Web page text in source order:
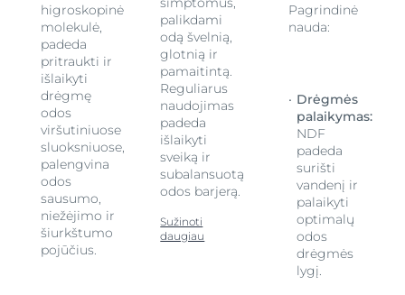
higroskopinė
molekulė,
padeda
pritraukti ir
išlaikyti
drėgmę
odos
viršutiniuose
sluoksniuose,
palengvina
odos
sausumo,
niežėjimo ir
šiurkštumo
pojūčius.
palikdami
odą švelnią,
glotnią ir
pamaitintą.
Reguliarus
naudojimas
padeda
išlaikyti
sveiką ir
subalansuotą
odos barjerą.
Sužinoti
daugiau
Pagrindinė
nauda:
Drėgmės
palaikymas:
NDF
padeda
surišti
vandenį ir
palaikyti
optimalų
odos
drėgmės
lygį.